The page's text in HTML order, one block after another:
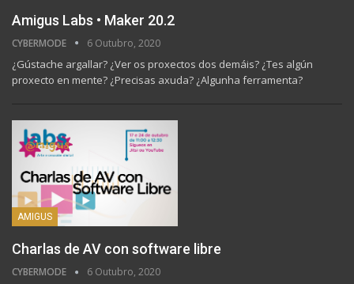
Amigus Labs • Maker 20.2
CYBERMODE 6 Outubro, 2020
¿Gústache argallar? ¿Ver os proxectos dos demáis? ¿Tes algún
proxecto en mente? ¿Precisas axuda? ¿Algunha ferramenta?
AMIGUS
Charlas de AV con software libre
CYBERMODE 6 Outubro, 2020